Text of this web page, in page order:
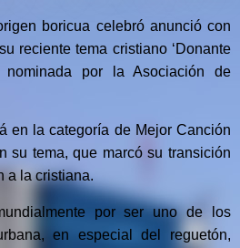
boricua celebró anunció con
reciente tema cristiano ‘Donante
por la Asociación de
en la categoría de Mejor Canción
su tema, que marcó su transición
a la cristiana.
por ser uno de los
en especial del reguetón,